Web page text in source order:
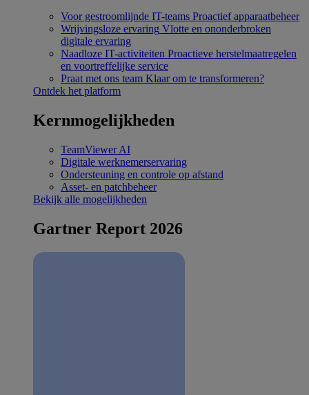
Voor gestroomlijnde IT-teams Proactief apparaatbeheer
Wrijvingsloze ervaring Vlotte en ononderbroken
digitale ervaring
Naadloze IT-activiteiten Proactieve herstelmaatregelen
en voortreffelijke service
Praat met ons team Klaar om te transformeren?
Ontdek het platform
Kernmogelijkheden
TeamViewer AI
Digitale werknemerservaring
Ondersteuning en controle op afstand
Asset- en patchbeheer
Bekijk alle mogelijkheden
Gartner Report 2026